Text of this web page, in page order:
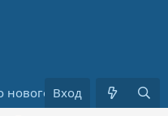
нового? Медиа
Вход